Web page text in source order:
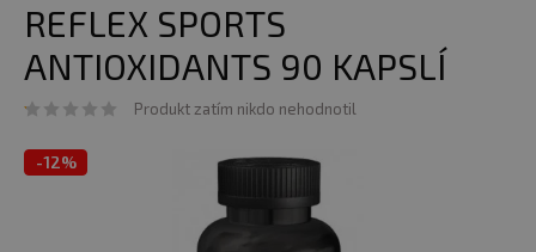
REFLEX SPORTS
ANTIOXIDANTS 90 KAPSLÍ
Produkt zatím nikdo nehodnotil
-12%